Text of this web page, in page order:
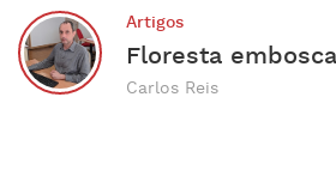
Artigos
Floresta
Carlos Reis